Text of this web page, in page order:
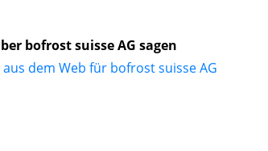
bofrost suisse AG sagen
dem Web für bofrost suisse AG